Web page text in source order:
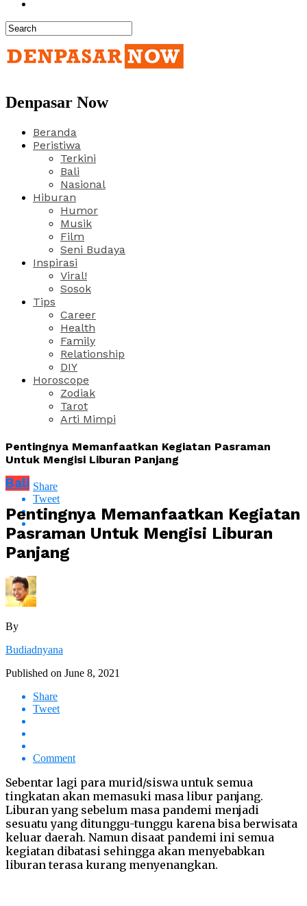
Denpasar Now
Beranda
Peristiwa
Terkini
Bali
Nasional
Hiburan
Humor
Musik
Film
Seni Budaya
Inspirasi
Viral!
Sosok
Tips
Career
Health
Family
Relationship
DIY
Horoscope
Zodiak
Tarot
Arti Mimpi
Pentingnya Memanfaatkan Kegiatan Pasraman
Untuk Mengisi Liburan Panjang
Share
Tweet
Bali
Pentingnya Memanfaatkan Kegiatan
Pasraman Untuk Mengisi Liburan
Panjang
By
Budiadnyana
Published on June 8, 2021
Share
Tweet
Comment
Sebentar lagi para murid/siswa untuk semua
tingkatan akan memasuki masa libur panjang.
Liburan yang sebelum masa pandemi menjadi
sesuatu yang ditunggu-tunggu karena bisa berwisata
keluar daerah. Namun disaat pandemi ini semua
kegiatan dibatasi sehingga akan menyebabkan
liburan terasa kurang menyenangkan.